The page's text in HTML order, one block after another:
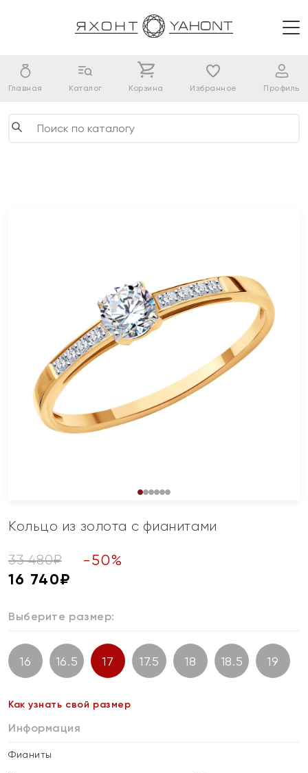
Главная Каталог Корзина Избранное Профиль
Кольцо из золота с фианитами
33 480₽ -50%
16 740₽
Выберите размер:
16 16.5 17 17.5 18 18.5 19
Как узнать свой размер
Информация
Фианиты